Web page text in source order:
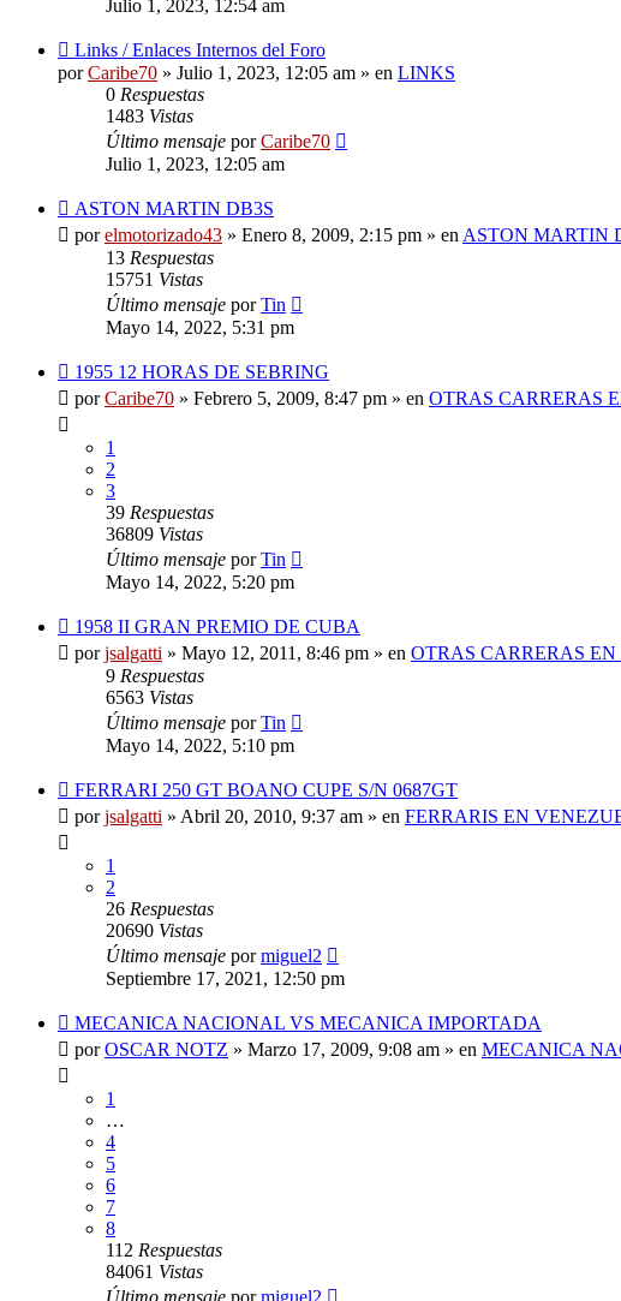
Julio 1, 2023, 12:54 am
Nuevo
mensaje
Links / Enlaces Internos del Foro
porCaribe70 » Julio 1, 2023, 12:05 am » en LINKS
0 Respuestas
1483 Vistas
Último mensaje porCaribe70
Julio 1, 2023, 12:05 am
Nuevo
mensaje
ASTON MARTIN DB3S
porelmotorizado43 » Enero 8, 2009, 2:15 pm » en ASTON MARTIN
13 Respuestas
15751 Vistas
Último mensaje porTin
Mayo 14, 2022, 5:31 pm
Nuevo
mensaje
1955 12 HORAS DE SEBRING
porCaribe70 » Febrero 5, 2009, 8:47 pm » en OTRAS CARRERAS
1
2
3
39 Respuestas
36809 Vistas
Último mensaje porTin
Mayo 14, 2022, 5:20 pm
Nuevo
mensaje
1958 II GRAN PREMIO DE CUBA
porjsalgatti » Mayo 12, 2011, 8:46 pm » en OTRAS CARRERAS
9 Respuestas
6563 Vistas
Último mensaje porTin
Mayo 14, 2022, 5:10 pm
Nuevo
mensaje
FERRARI 250 GT BOANO CUPE S/N 0687GT
porjsalgatti » Abril 20, 2010, 9:37 am » en FERRARIS EN
1
2
26 Respuestas
20690 Vistas
Último mensaje pormiguel2
Septiembre 17, 2021, 12:50 pm
Nuevo
mensaje
MECANICA NACIONAL VS MECANICA IMPORTADA
porOSCAR NOTZ » Marzo 17, 2009, 9:08 am » en MECANICA
1
…
4
5
6
7
8
112 Respuestas
84061 Vistas
Último mensaje pormiguel2